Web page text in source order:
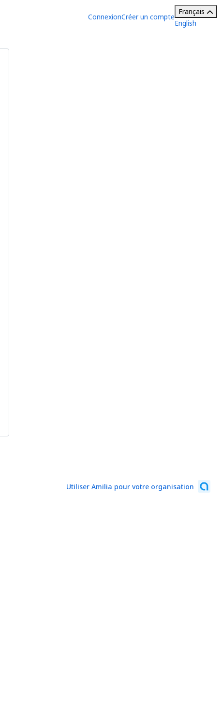
ConnexionCréer un compte
Français
English
Utiliser Amilia pour votre organisation